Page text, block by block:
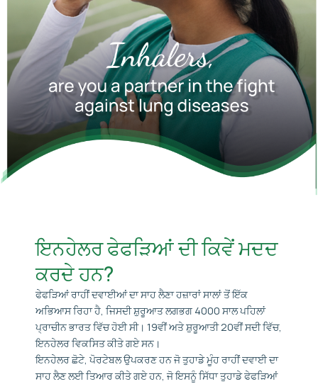
ਇਨਹੇਲਰ ਫੇਫੜਿਆਂ ਦੀ ਕਿਵੇਂ ਮਦਦ
ਕਰਦੇ ਹਨ?
ਫੇਫੜਿਆਂ ਰਾਹੀਂ ਦਵਾਈਆਂ ਦਾ ਸਾਹ ਲੈਣਾ ਹਜ਼ਾਰਾਂ ਸਾਲਾਂ ਤੋਂ ਇੱਕ
ਅਭਿਆਸ ਰਿਹਾ ਹੈ, ਜਿਸਦੀ ਸ਼ੁਰੂਆਤ ਲਗਭਗ 4000 ਸਾਲ ਪਹਿਲਾਂ
ਪ੍ਰਾਚੀਨ ਭਾਰਤ ਵਿੱਚ ਹੋਈ ਸੀ। 19ਵੀਂ ਅਤੇ ਸ਼ੁਰੂਆਤੀ 20ਵੀਂ ਸਦੀ ਵਿੱਚ,
ਇਨਹੇਲਰ ਵਿਕਸਿਤ ਕੀਤੇ ਗਏ ਸਨ।
ਇਨਹੇਲਰ ਛੋਟੇ, ਪੋਰਟੇਬਲ ਉਪਕਰਣ ਹਨ ਜੋ ਤੁਹਾਡੇ ਮੂੰਹ ਰਾਹੀਂ ਦਵਾਈ ਦਾ
ਸਾਹ ਲੈਣ ਲਈ ਤਿਆਰ ਕੀਤੇ ਗਏ ਹਨ, ਜੋ ਇਸਨੂੰ ਸਿੱਧਾ ਤੁਹਾਡੇ ਫੇਫੜਿਆਂ
Assamese
Bengali
Occitan